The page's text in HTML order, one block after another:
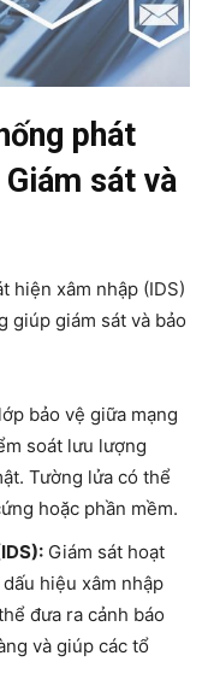
phát
sát và
hiện xâm nhập (IDS)
giúp giám sát và bảo
bảo vệ giữa mạng
soát lưu lượng
Tường lửa có thể
hoặc phần mềm.
Giám sát hoạt
hiệu xâm nhập
đưa ra cảnh báo
và giúp các tổ